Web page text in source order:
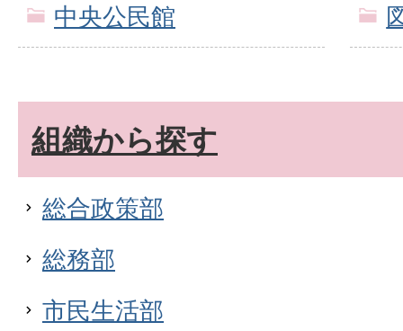
中央公民館
組織から探す
総合政策部
総務部
市民生活部